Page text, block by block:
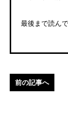
最後まで読ん
前の記事へ